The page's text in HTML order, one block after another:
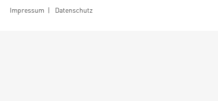
Impressum | Datenschutz